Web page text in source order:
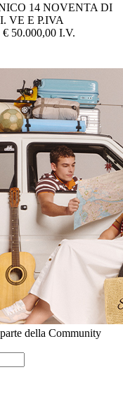
14 NOVENTA DI
VE E P.IVA
50.000,00 I.V.
della Community